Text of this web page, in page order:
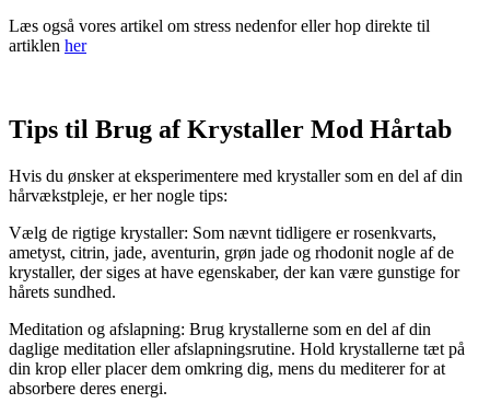
Læs også vores artikel om stress nedenfor eller hop direkte til
artiklen her
Tips til Brug af Krystaller Mod Hårtab
Hvis du ønsker at eksperimentere med krystaller som en del af din
hårvækstpleje, er her nogle tips:
Vælg de rigtige krystaller: Som nævnt tidligere er rosenkvarts,
ametyst, citrin, jade, aventurin, grøn jade og rhodonit nogle af de
krystaller, der siges at have egenskaber, der kan være gunstige for
hårets sundhed.
Meditation og afslapning: Brug krystallerne som en del af din
daglige meditation eller afslapningsrutine. Hold krystallerne tæt på
din krop eller placer dem omkring dig, mens du mediterer for at
absorbere deres energi.